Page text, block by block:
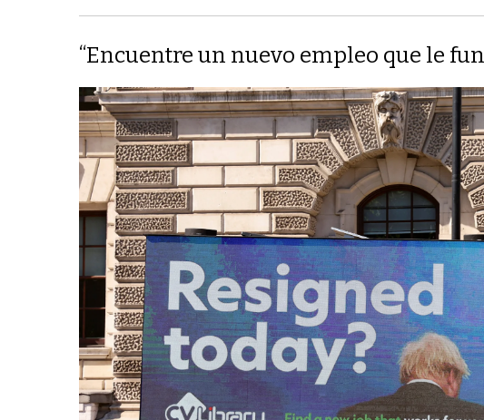
“Encuentre un nuevo empleo que le